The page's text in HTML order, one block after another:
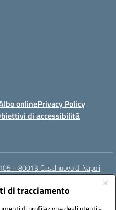
di tracciamento
onlinePrivacy Policy
di accessibilità
– 80013 Casalnuovo di Napoli